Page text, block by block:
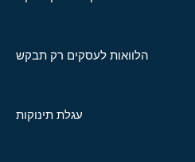
הלוואות לעסקים רק תבקש
עגלת תינוקות